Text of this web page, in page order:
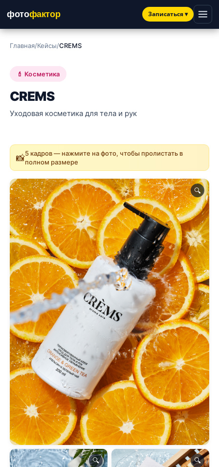
фотофактор Записаться▾
Главная/Кейсы/CREMS
💄 Косметика
CREMS
Уходовая косметика для тела и рук
📸5 кадров — нажмите на фото, чтобы пролистать в
полном размере
🔍
🔍 🔍